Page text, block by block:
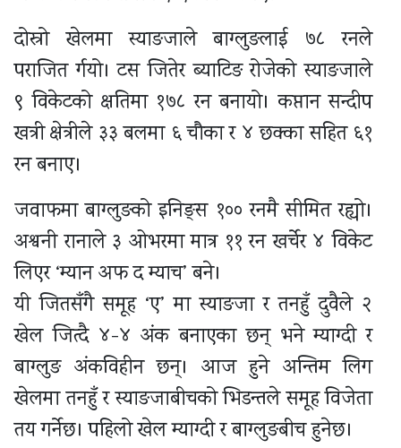
दोस्रो खेलमा स्याङजाले बाग्लुङलाई ७८ रनले
पराजित र्गयो। टस जितेर ब्याटिङ रोजेको स्याङजाले
९ विकेटको क्षतिमा १७८ रन बनायो। कप्तान सन्दीप
खत्री क्षेत्रीले ३३ बलमा ६ चौका र ४ छक्का सहित ६१
रन बनाए।
जवाफमा बाग्लुङको इनिङ्स १०० रनमै सीमित रह्यो।
अश्वनी रानाले ३ ओभरमा मात्र ११ रन खर्चेर ४ विकेट
लिएर ‘म्यान अफ द म्याच’ बने।
यी जितसँगै समूह ‘ए’ मा स्याङजा र तनहुँ दुवैले २
खेल जित्दै ४-४ अंक बनाएका छन् भने म्याग्दी र
बाग्लुङ अंकविहीन छन्। आज हुने अन्तिम लिग
खेलमा तनहुँ र स्याङजाबीचको भिडन्तले समूह विजेता
तय गर्नेछ। पहिलो खेल म्याग्दी र बाग्लुङबीच हुनेछ।